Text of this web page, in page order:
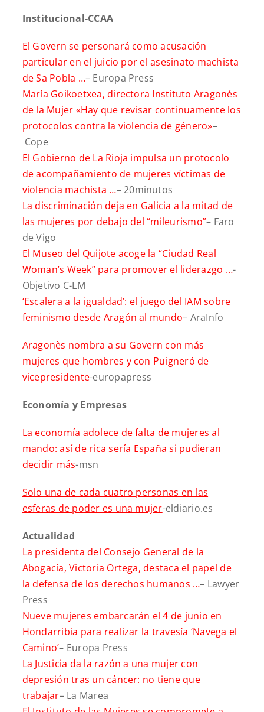
Institucional-CCAA
El Govern se personará como acusación
particular en el juicio por el asesinato machista
de Sa Pobla …– Europa Press
María Goikoetxea, directora Instituto Aragonés
de la Mujer «Hay que revisar continuamente los
protocolos contra la violencia de género»–
Cope
El Gobierno de La Rioja impulsa un protocolo
de acompañamiento de mujeres víctimas de
violencia machista …– 20minutos
La discriminación deja en Galicia a la mitad de
las mujeres por debajo del “mileurismo”– Faro
de Vigo
El Museo del Quijote acoge la “Ciudad Real
Woman’s Week” para promover el liderazgo …-
Objetivo C-LM
‘Escalera a la igualdad’: el juego del IAM sobre
feminismo desde Aragón al mundo– AraInfo
Aragonès nombra a su Govern con más
mujeres que hombres y con Puigneró de
vicepresidente-europapress
Economía y Empresas
La economía adolece de falta de mujeres al
mando: así de rica sería España si pudieran
decidir más-msn
Solo una de cada cuatro personas en las
esferas de poder es una mujer-eldiario.es
Actualidad
La presidenta del Consejo General de la
Abogacía, Victoria Ortega, destaca el papel de
la defensa de los derechos humanos …– Lawyer
Press
Nueve mujeres embarcarán el 4 de junio en
Hondarribia para realizar la travesía ‘Navega el
Camino’– Europa Press
La Justicia da la razón a una mujer con
depresión tras un cáncer: no tiene que
trabajar– La Marea